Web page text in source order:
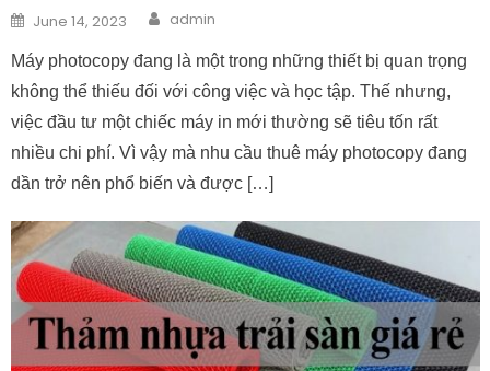
Posted on
June 14, 2023 Author
admin
Máy photocopy đang là một trong những thiết bị quan trọng
không thể thiếu đối với công việc và học tập. Thế nhưng,
việc đầu tư một chiếc máy in mới thường sẽ tiêu tốn rất
nhiều chi phí. Vì vậy mà nhu cầu thuê máy photocopy đang
dần trở nên phổ biến và được […]